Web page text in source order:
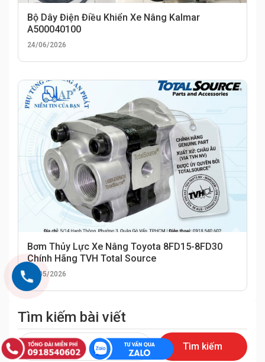
Bộ Dây Điện Điều Khiển Xe Nâng Kalmar
A500040100
24/06/2026
Bơm Thủy Lực Xe Nâng Toyota 8FD15-8FD30
Chính Hãng TVH Total Source
25/05/2026
Tìm kiếm bài viết
Tìm
kiếm